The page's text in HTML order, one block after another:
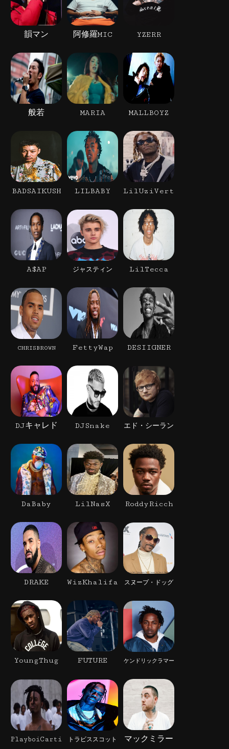
韻マン 阿修羅MIC YZERR
般若 MARIA MALLBOYZ
BADSAIKUSH LILBABY LilUziVert
A$AP ジャスティン LilTecca
CHRISBROWN FettyWap DESIIGNER
DJキャレド DJSnake エド・シーラン
DaBaby LilNasX RoddyRicch
DRAKE WizKhalifa スヌープ・ドッグ
YoungThug FUTURE ケンドリックラマー
PlayboiCarti トラビススコット マックミラー